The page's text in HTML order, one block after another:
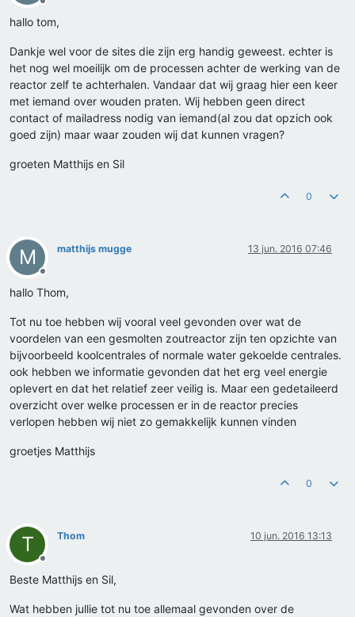
Offline
hallo tom,
Dankje wel voor de sites die zijn erg handig geweest. echter is
het nog wel moeilijk om de processen achter de werking van de
reactor zelf te achterhalen. Vandaar dat wij graag hier een keer
met iemand over wouden praten. Wij hebben geen direct
contact of mailadress nodig van iemand(al zou dat opzich ook
goed zijn) maar waar zouden wij dat kunnen vragen?
groeten Matthijs en Sil
0
M
Offline
matthijs mugge 13 jun. 2016 07:46
hallo Thom,
Tot nu toe hebben wij vooral veel gevonden over wat de
voordelen van een gesmolten zoutreactor zijn ten opzichte van
bijvoorbeeld koolcentrales of normale water gekoelde centrales.
ook hebben we informatie gevonden dat het erg veel energie
oplevert en dat het relatief zeer veilig is. Maar een gedetaileerd
overzicht over welke processen er in de reactor precies
verlopen hebben wij niet zo gemakkelijk kunnen vinden
groetjes Matthijs
0
T
Offline
Thom 10 jun. 2016 13:13
Beste Matthijs en Sil,
Wat hebben jullie tot nu toe allemaal gevonden over de